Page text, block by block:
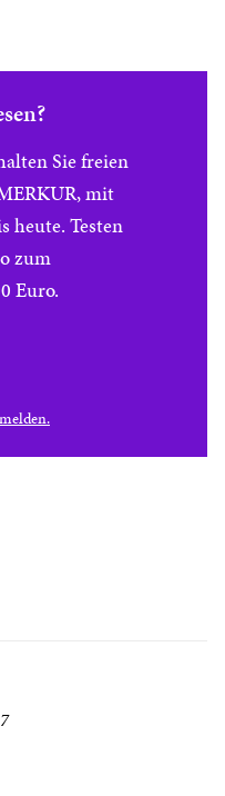
Sie freien
mit
heute. Testen
zum
Euro.